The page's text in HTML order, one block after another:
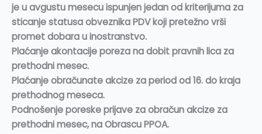
je u avgustu mesecu ispunjen jedan od kriterijuma za
sticanje statusa obveznika PDV koji pretežno vrši
promet dobara u inostranstvo.
Plaćanje akontacije poreza na dobit pravnih lica za
prethodni mesec.
Plaćanje obračunate akcize za period od 16. do kraja
prethodnog meseca.
Podnošenje poreske prijave za obračun akcize za
prethodni mesec, na Obrascu PPOA.